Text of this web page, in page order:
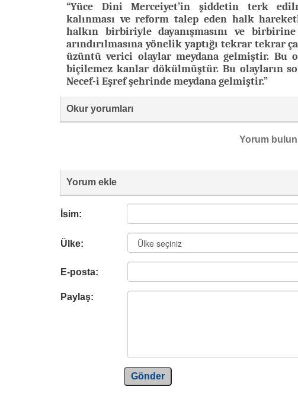
“Yüce Dini Merceiyet’in şiddetin terk
kalınması ve reform talep eden halk
halkın birbiriyle dayanışmasını ve
arındırılmasına yönelik yaptığı tekrar tekrar
üzüntü verici olaylar meydana gelmiştir. Bu
biçilemez kanlar dökülmüştür. Bu olayların
Necef-i Eşref şehrinde meydana gelmiştir.”
Okur yorumları
Yorum
Yorum ekle
İsim:
Ülke:
E-posta:
Paylaş:
Gönder